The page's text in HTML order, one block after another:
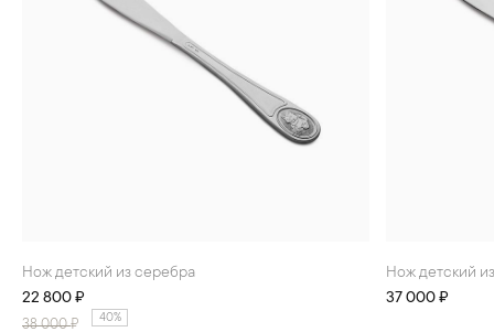
Нож детский из серебра
22 800 ₽
38 000₽ 40%
Нож детский
37 000 ₽